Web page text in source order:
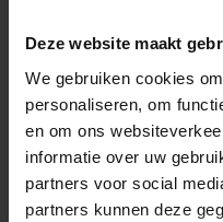
Deze website maakt
We gebruiken cookies
personaliseren, om
en om ons
informatie over uw
partners voor social
partners kunnen deze
Aantal stuks
212 enkel deksel, 203
Accessoires
Absorptiemateriaal,
Verrijdbare RVS
Branche
Branches
Solutions
RVS
Productlijnen
Medische
Infectiepreventie
Septodry
Metro
Zarges
Ons team
Klantcases
Vacatures